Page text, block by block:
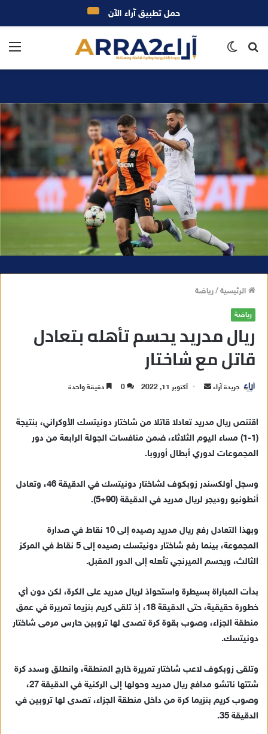
بحث
الرئيسية/رياضة
رياضة
ريال مدريد يحسم تأهله بتعادل
قاتل مع شاختار
جريدة آراء
ب
ر
د
ل
ك
أكتوبر 11, 2022 0 دقيقة واحدة
اقتنص ريال مدريد تعادلا قاتلا من شاختار دونيتسك الأوكراني، بنتيجة
(1-1) مساء اليوم الثلاثاء، ضمن منافسات الجولة الرابعة من دور
المجموعات لدوري أبطال أوروبا.
وسجل أولكسندر زوبكوف لشاختار دونيتسك في الدقيقة 46، وتعادل
أنطونيو روديجر لريال مدريد في الدقيقة (90+5).
وبهذا التعادل رفع ريال مدريد رصيده إلى 10 نقاط في صدارة
المجموعة، بينما رفع شاختار دونيتسك رصيده إلى 5 نقاط في المركز
الثالث، ويحسم الميرنجي تأهله إلى الدور المقبل.
بدأت المباراة بسيطرة واستحواذ لريال مدريد على الكرة، لكن دون أي
خطورة حقيقية، حتى الدقيقة 18، إذ تلقى كريم بنزيما تمريرة في عمق
منطقة الجزاء، وصوب بقوة كرة تصدى لها تروبين حارس مرمى شاختار
دونيتسك.
وتلقى زوبكوف لاعب شاختار تمريرة خارج المنطقة، وانطلق وسدد كرة
شتتها ناتشو مدافع ريال مدريد وحولها إلى الركنية في الدقيقة 27،
وصوب كريم بنزيما كرة من داخل منطقة الجزاء، تصدى لها تروبين في
الدقيقة 35.
حمل تطبيق آراء الآن